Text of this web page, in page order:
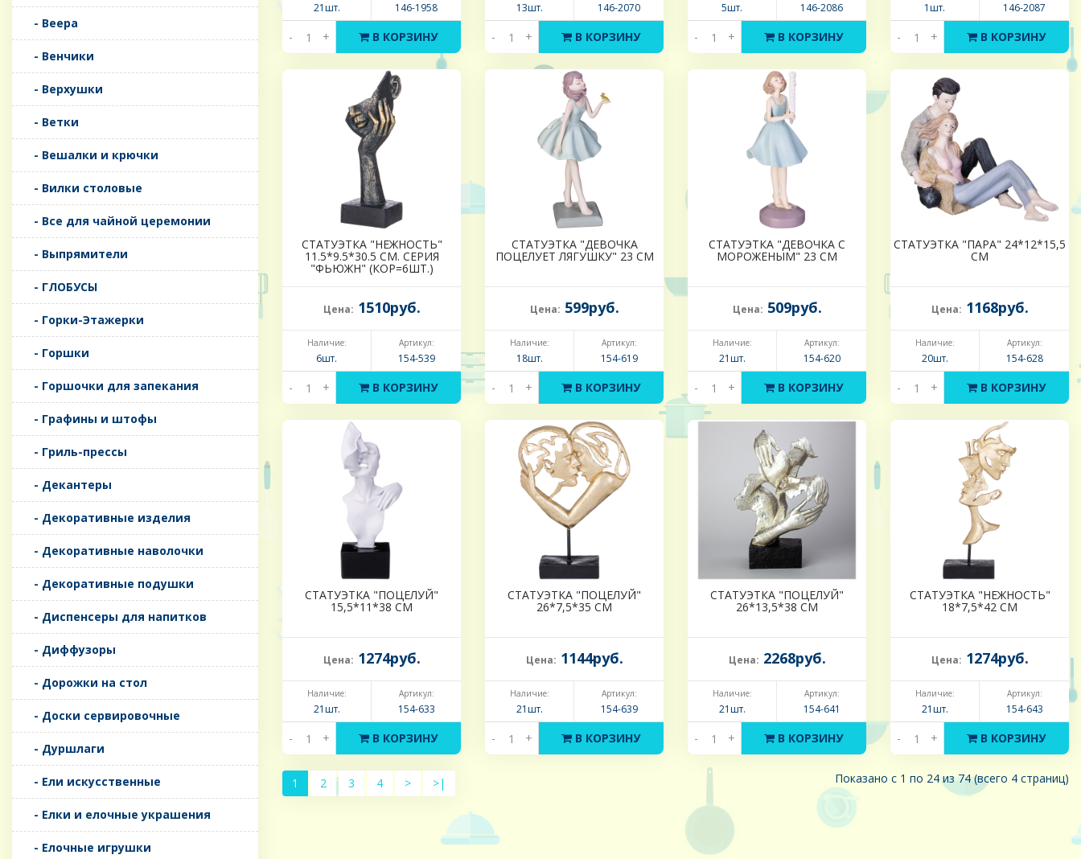
- Веера
- Венчики
- Верхушки
- Ветки
- Вешалки и крючки
- Вилки столовые
- Все для чайной церемонии
- Выпрямители
- ГЛОБУСЫ
- Горки-Этажерки
- Горшки
- Горшочки для запекания
- Графины и штофы
- Гриль-прессы
- Декантеры
- Декоративные изделия
- Декоративные наволочки
- Декоративные подушки
- Диспенсеры для напитков
- Диффузоры
- Дорожки на стол
- Доски сервировочные
- Дуршлаги
- Ели искусственные
- Елки и елочные украшения
- Елочные игрушки
21шт. 146-1958
- + В КОРЗИНУ
13шт. 146-2070
- + В КОРЗИНУ
5шт. 146-2086
- + В КОРЗИНУ
1шт. 146-2087
- + В КОРЗИНУ
СТАТУЭТКА "НЕЖНОСТЬ"
11.5*9.5*30.5 СМ. СЕРИЯ
"ФЬЮЖН" (КОР=6ШТ.)
Цена: 1510руб.
Наличие:
6шт.
Артикул:
154-539
- + В КОРЗИНУ
СТАТУЭТКА "ДЕВОЧКА
ПОЦЕЛУЕТ ЛЯГУШКУ" 23 СМ
Цена: 599руб.
Наличие:
18шт.
Артикул:
154-619
- + В КОРЗИНУ
СТАТУЭТКА "ДЕВОЧКА С
МОРОЖЕНЫМ" 23 СМ
Цена: 509руб.
Наличие:
21шт.
Артикул:
154-620
- + В КОРЗИНУ
СТАТУЭТКА "ПАРА" 24*12*15,5
СМ
Цена: 1168руб.
Наличие:
20шт.
Артикул:
154-628
- + В КОРЗИНУ
СТАТУЭТКА "ПОЦЕЛУЙ"
15,5*11*38 СМ
Цена: 1274руб.
Наличие:
21шт.
Артикул:
154-633
- + В КОРЗИНУ
СТАТУЭТКА "ПОЦЕЛУЙ"
26*7,5*35 СМ
Цена: 1144руб.
Наличие:
21шт.
Артикул:
154-639
- + В КОРЗИНУ
СТАТУЭТКА "ПОЦЕЛУЙ"
26*13,5*38 СМ
Цена: 2268руб.
Наличие:
21шт.
Артикул:
154-641
- + В КОРЗИНУ
СТАТУЭТКА "НЕЖНОСТЬ"
18*7,5*42 СМ
Цена: 1274руб.
Наличие:
21шт.
Артикул:
154-643
- + В КОРЗИНУ
1 2 3 4 > >| Показано с 1 по 24 из 74 (всего 4 страниц)